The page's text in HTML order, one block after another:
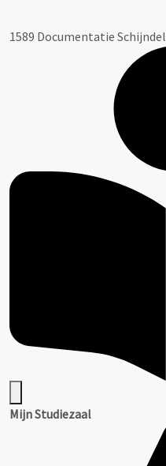
1589 Documentatie Schijndel
Mijn Studiezaal